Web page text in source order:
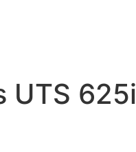
UTS 625i